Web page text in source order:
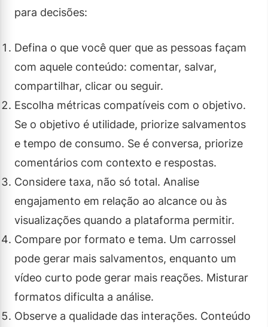
para decisões:
Defina o que você quer que as pessoas façam
com aquele conteúdo: comentar, salvar,
compartilhar, clicar ou seguir.
Escolha métricas compatíveis com o objetivo.
Se o objetivo é utilidade, priorize salvamentos
e tempo de consumo. Se é conversa, priorize
comentários com contexto e respostas.
Considere taxa, não só total. Analise
engajamento em relação ao alcance ou às
visualizações quando a plataforma permitir.
Compare por formato e tema. Um carrossel
pode gerar mais salvamentos, enquanto um
vídeo curto pode gerar mais reações. Misturar
formatos dificulta a análise.
Observe a qualidade das interações. Conteúdo